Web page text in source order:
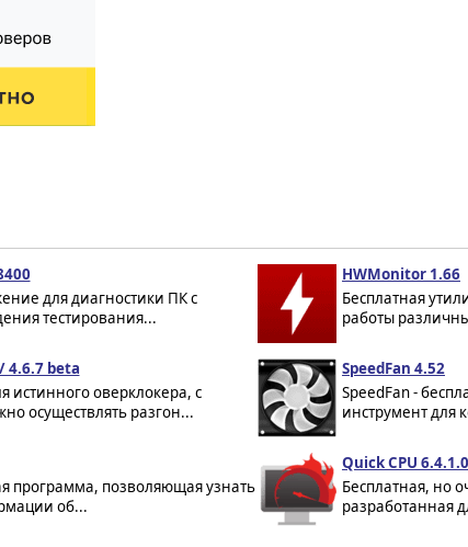
для диагностики ПК с
тестирования...
HWMonitor 1.66
Бесплатная
работы
4.6.7 beta
истинного оверклокера, с
осуществлять разгон...
SpeedFan 4.52
SpeedFan -
инструмент для
программа, позволяющая узнать
об...
Quick CPU 6.4.1.0
Бесплатная, но
разработанная